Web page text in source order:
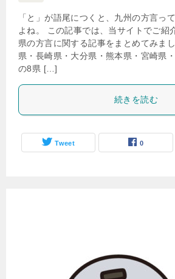
「と」が語尾につくと、九州の方言っ
よね。 この記事では、当サイトでご紹
県の方言に関する記事をまとめてみま
県・長崎県・大分県・熊本県・宮崎県
の8県 […]
続きを読む
Tweet 0